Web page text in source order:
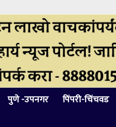
पुणे -उपनगर पिंपरी-चिंचवड